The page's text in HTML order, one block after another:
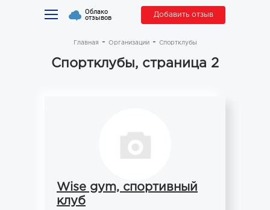
Облако
отзывов Добавить отзыв
Главная Организации Спортклубы
Спортклубы, страница 2
Wise gym, спортивный
клуб